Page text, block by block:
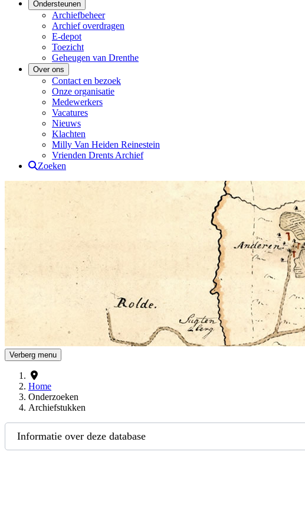
Ondersteunen
Archiefbeheer
Archief overdragen
E-depot
Toezicht
Geheugen van Drenthe
Over ons
Contact en bezoek
Onze organisatie
Medewerkers
Vacatures
Nieuws
Klachten
Milly Van Heiden Reinestein
Vrienden Drents Archief
Zoeken
Drents Archief
Verberg menu
Home
Onderzoeken
Archiefstukken
Informatie over deze database